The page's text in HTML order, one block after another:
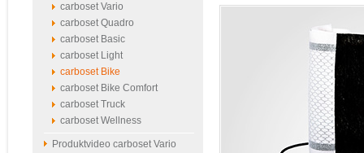
carboset Vario
carboset Quadro
carboset Basic
carboset Light
carboset Bike
carboset Bike Comfort
carboset Truck
carboset Wellness
Produktvideo carboset Vario